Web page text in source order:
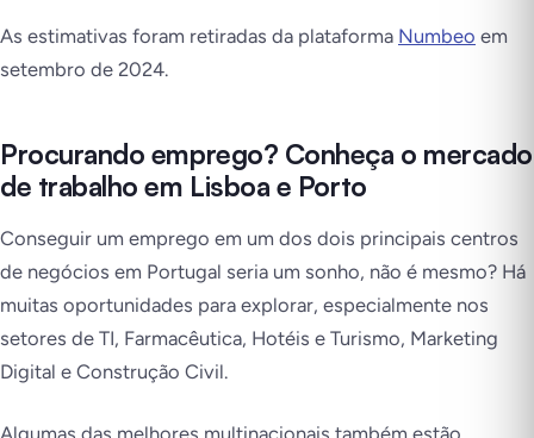
As estimativas foram retiradas da plataforma Numbeo em
setembro de 2024.
Procurando emprego? Conheça o mercado
de trabalho em Lisboa e Porto
Conseguir um emprego em um dos dois principais centros
de negócios em Portugal seria um sonho, não é mesmo? Há
muitas oportunidades para explorar, especialmente nos
setores de TI, Farmacêutica, Hotéis e Turismo, Marketing
Digital e Construção Civil.